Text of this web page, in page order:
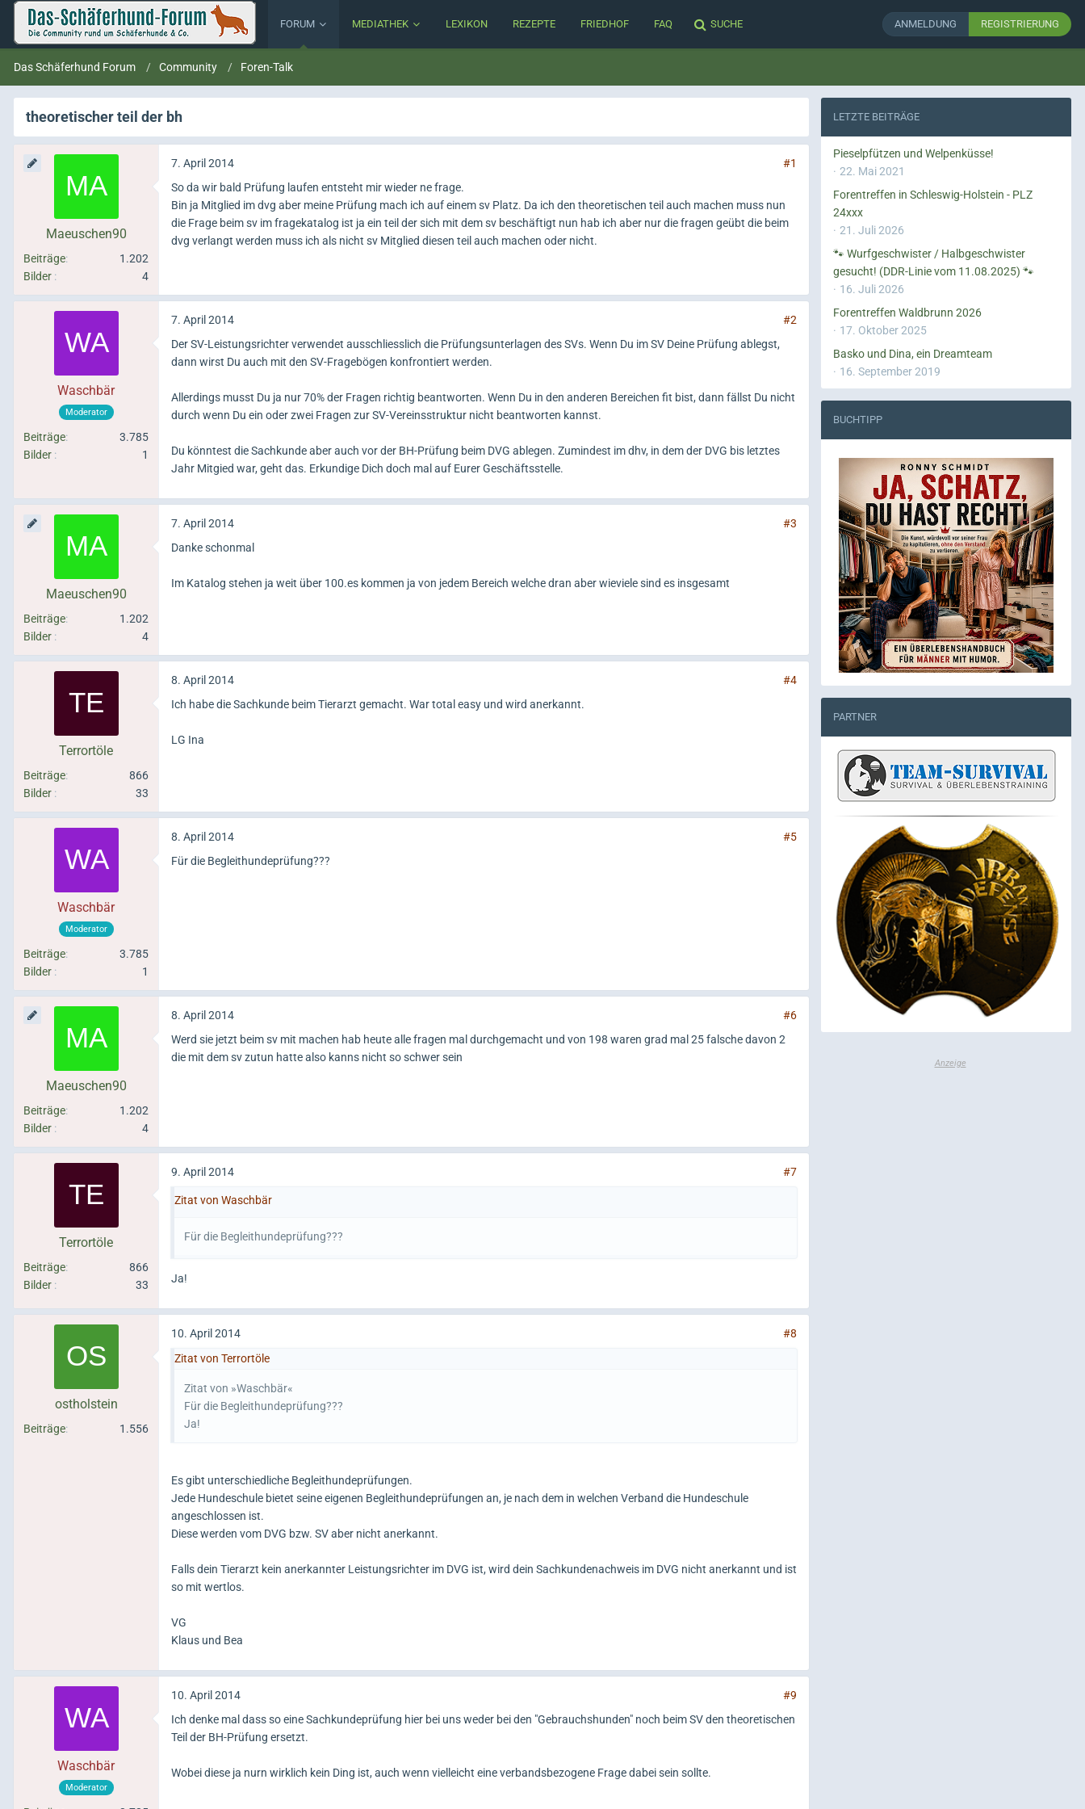
FORUM MEDIATHEK LEXIKON REZEPTE FRIEDHOF FAQ SUCHE ANMELDUNG REGISTRIERUNG
Das Schäferhund Forum Community Foren-Talk
theoretischer teil der bh
Maeuschen90
Beiträge
1.202
Bilder
4
7. April 2014
#1
So da wir bald Prüfung laufen entsteht mir wieder ne frage.
Bin ja Mitglied im dvg aber meine Prüfung mach ich auf einem sv Platz. Da ich den theoretischen teil auch machen muss nun
die Frage beim sv im fragekatalog ist ja ein teil der sich mit dem sv beschäftigt nun hab ich aber nur die fragen geübt die beim
dvg verlangt werden muss ich als nicht sv Mitglied diesen teil auch machen oder nicht.
Waschbär
Moderator
Beiträge
3.785
Bilder
1
7. April 2014
#2
Der SV-Leistungsrichter verwendet ausschliesslich die Prüfungsunterlagen des SVs. Wenn Du im SV Deine Prüfung ablegst,
dann wirst Du auch mit den SV-Fragebögen konfrontiert werden.
Allerdings musst Du ja nur 70% der Fragen richtig beantworten. Wenn Du in den anderen Bereichen fit bist, dann fällst Du nicht
durch wenn Du ein oder zwei Fragen zur SV-Vereinsstruktur nicht beantworten kannst.
Du könntest die Sachkunde aber auch vor der BH-Prüfung beim DVG ablegen. Zumindest im dhv, in dem der DVG bis letztes
Jahr Mitgied war, geht das. Erkundige Dich doch mal auf Eurer Geschäftsstelle.
Maeuschen90
Beiträge
1.202
Bilder
4
7. April 2014
#3
Danke schonmal
Im Katalog stehen ja weit über 100.es kommen ja von jedem Bereich welche dran aber wieviele sind es insgesamt
Terrortöle
Beiträge
866
Bilder
33
8. April 2014
#4
Ich habe die Sachkunde beim Tierarzt gemacht. War total easy und wird anerkannt.
LG Ina
Waschbär
Moderator
Beiträge
3.785
Bilder
1
8. April 2014
#5
Für die Begleithundeprüfung???
Maeuschen90
Beiträge
1.202
Bilder
4
8. April 2014
#6
Werd sie jetzt beim sv mit machen hab heute alle fragen mal durchgemacht und von 198 waren grad mal 25 falsche davon 2
die mit dem sv zutun hatte also kanns nicht so schwer sein
Terrortöle
Beiträge
866
Bilder
33
9. April 2014 #7
Zitat von Waschbär
Für die Begleithundeprüfung???
Ja!
ostholstein
Beiträge 1.556
10. April 2014
#8
Zitat von Terrortöle
Zitat von »Waschbär«
Für die Begleithundeprüfung???
Ja!
Es gibt unterschiedliche Begleithundeprüfungen.
Jede Hundeschule bietet seine eigenen Begleithundeprüfungen an, je nach dem in welchen Verband die Hundeschule
angeschlossen ist.
Diese werden vom DVG bzw. SV aber nicht anerkannt.
Falls dein Tierarzt kein anerkannter Leistungsrichter im DVG ist, wird dein Sachkundenachweis im DVG nicht anerkannt und ist
so mit wertlos.
VG
Klaus und Bea
Waschbär
Moderator
10. April 2014
#9
Ich denke mal dass so eine Sachkundeprüfung hier bei uns weder bei den "Gebrauchshunden" noch beim SV den theoretischen
Teil der BH-Prüfung ersetzt.
Wobei diese ja nurn wirklich kein Ding ist, auch wenn vielleicht eine verbandsbezogene Frage dabei sein sollte.
LETZTE BEITRÄGE
Pieselpfützen und Welpenküsse!
22. Mai 2021
Forentreffen in Schleswig-Holstein - PLZ
24xxx
21. Juli 2026
🐾 Wurfgeschwister / Halbgeschwister
gesucht! (DDR-Linie vom 11.08.2025) 🐾
16. Juli 2026
Forentreffen Waldbrunn 2026
17. Oktober 2025
Basko und Dina, ein Dreamteam
16. September 2019
BUCHTIPP
PARTNER